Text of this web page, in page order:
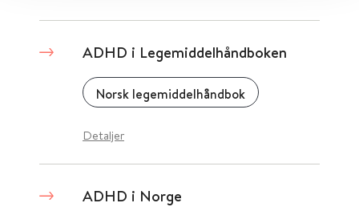
ADHD i Legemiddelhåndboken
Norsk legemiddelhåndbok
Detaljer
ADHD i Norge